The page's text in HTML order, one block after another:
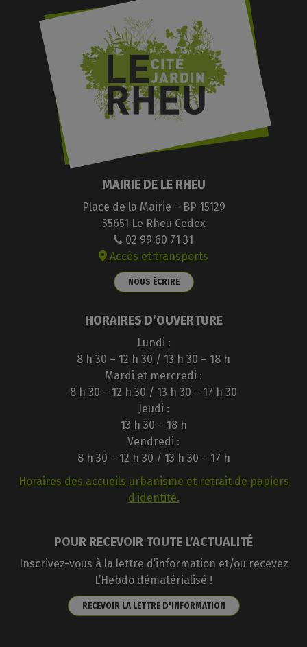
MAIRIE DE LE RHEU
Place de la Mairie – BP 15129
35651 Le Rheu Cedex
02 99 60 71 31
Accès et transports
NOUS ÉCRIRE
HORAIRES D’OUVERTURE
Lundi :
8 h 30 – 12 h 30 / 13 h 30 – 18 h
Mardi et mercredi :
8 h 30 – 12 h 30 / 13 h 30 – 17 h 30
Jeudi :
13 h 30 – 18 h
Vendredi :
8 h 30 – 12 h 30 / 13 h 30 – 17 h
Horaires des accueils urbanisme et retrait de papiers
d’identité.
POUR RECEVOIR TOUTE L’ACTUALITÉ
Inscrivez-vous à la lettre d’information et/ou recevez
L’Hebdo dématérialisé !
RECEVOIR LA LETTRE D'INFORMATION